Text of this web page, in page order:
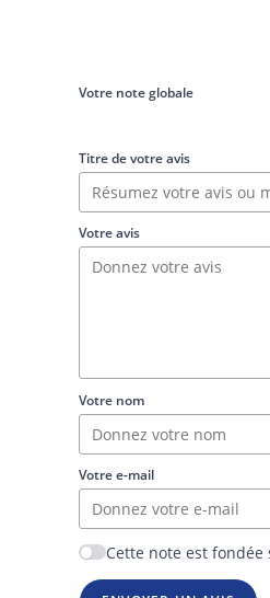
Votre note globale
Titre de votre avis
Votre avis
Votre nom
Votre e-mail
Cette note est